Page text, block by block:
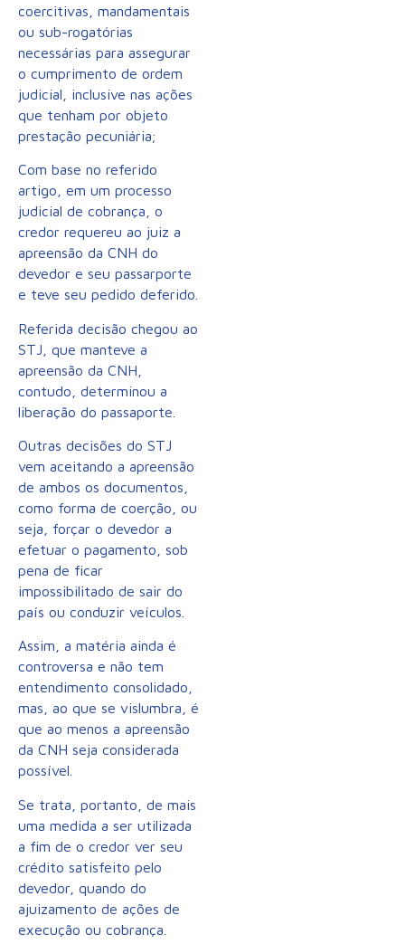
coercitivas, mandamentais
ou sub-rogatórias
necessárias para assegurar
o cumprimento de ordem
judicial, inclusive nas ações
que tenham por objeto
prestação pecuniária;
Com base no referido
artigo, em um processo
judicial de cobrança, o
credor requereu ao juiz a
apreensão da CNH do
devedor e seu passarporte
e teve seu pedido deferido.
Referida decisão chegou ao
STJ, que manteve a
apreensão da CNH,
contudo, determinou a
liberação do passaporte.
Outras decisões do STJ
vem aceitando a apreensão
de ambos os documentos,
como forma de coerção, ou
seja, forçar o devedor a
efetuar o pagamento, sob
pena de ficar
impossibilitado de sair do
país ou conduzir veículos.
Assim, a matéria ainda é
controversa e não tem
entendimento consolidado,
mas, ao que se vislumbra, é
que ao menos a apreensão
da CNH seja considerada
possível.
Se trata, portanto, de mais
uma medida a ser utilizada
a fim de o credor ver seu
crédito satisfeito pelo
devedor, quando do
ajuizamento de ações de
execução ou cobrança.